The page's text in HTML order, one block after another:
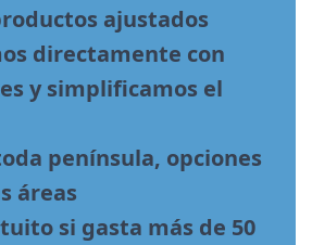
ajustados
directamente con
y simplificamos el
península, opciones
áreas
si gasta más de 50